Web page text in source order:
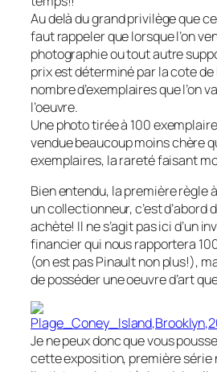
Au delà du grand privilège que
faut rappeler que lorsque l’on
photographie ou tout autre
prix est déterminé par la cote de
nombre d’exemplaires que l’on
l’oeuvre.
Une photo tirée à 100
vendue beaucoup moins chère
exemplaires, la rareté faisant
Bien entendu, la première règle
un collectionneur, c’est d’abord
achète! Il ne s’agit pas ici d’un
financier qui nous rapportera
(on est pas Pinault non plus!),
de posséder une oeuvre d’art
Je ne peux donc que vous
cette exposition, première série